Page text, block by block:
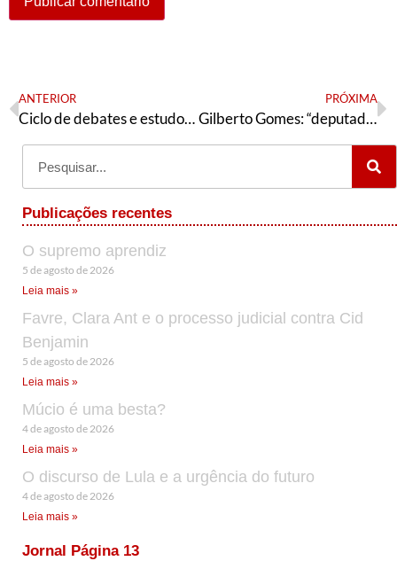
ANTERIOR
Ciclo de debates e estudos sobre desenvolvimento e socialismo – Centenário de Florestan Fernandes e Celso Furtado
PRÓXIMA
Gilberto Gomes: “deputados campistas em Brasília votaram contra a extensão do auxílio-emergencial até dezembro”
Publicações recentes
O supremo aprendiz
5 de agosto de 2026
Leia mais »
Favre, Clara Ant e o processo judicial contra Cid
Benjamin
5 de agosto de 2026
Leia mais »
Múcio é uma besta?
4 de agosto de 2026
Leia mais »
O discurso de Lula e a urgência do futuro
4 de agosto de 2026
Leia mais »
Jornal Página 13